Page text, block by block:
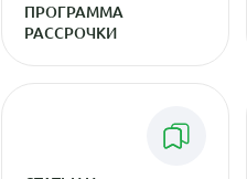
ПРОГРАММА
РАССРОЧКИ